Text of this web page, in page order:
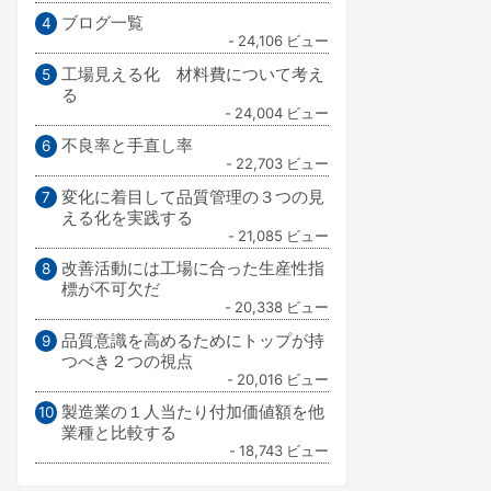
ブログ一覧
- 24,106 ビュー
工場見える化 材料費について考え
る
- 24,004 ビュー
不良率と手直し率
- 22,703 ビュー
変化に着目して品質管理の３つの見
える化を実践する
- 21,085 ビュー
改善活動には工場に合った生産性指
標が不可欠だ
- 20,338 ビュー
品質意識を高めるためにトップが持
つべき２つの視点
- 20,016 ビュー
製造業の１人当たり付加価値額を他
業種と比較する
- 18,743 ビュー